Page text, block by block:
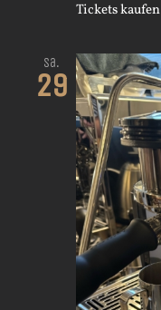
Tickets kaufen
Sa.
29